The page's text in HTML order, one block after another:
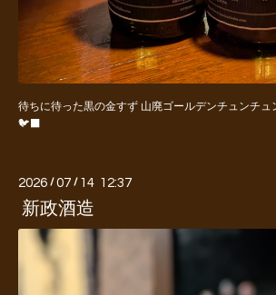
待ちに待った黒の金すず 山廃ゴールデンチュンチュ
🐦‍⬛
2026 /07 / 14 12:37
新政酒造